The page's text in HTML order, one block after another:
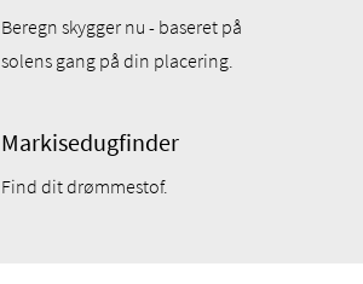
Beregn skygger nu - baseret på
solens gang på din placering.
Markisedugfinder
Find dit drømmestof.